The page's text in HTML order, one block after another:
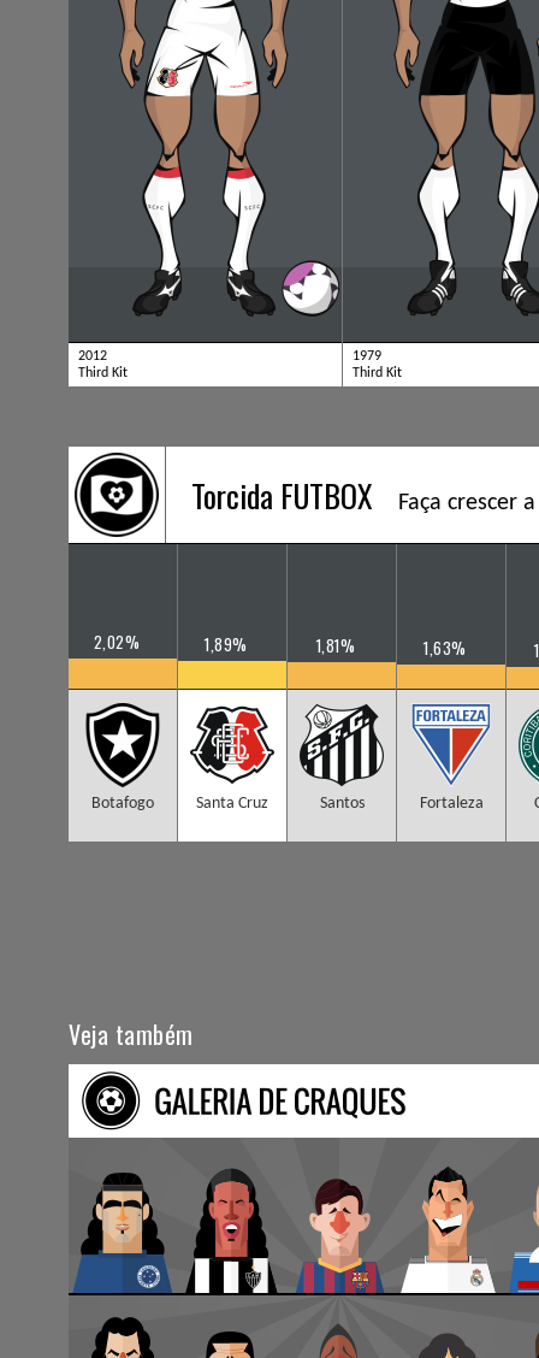
2012
Third Kit
1979
Third Kit
Torcida FUTBOX Faça crescer
2,02%
Botafogo
1,89%
Santa Cruz
1,81%
Santos
1,63%
Fortaleza
Veja também